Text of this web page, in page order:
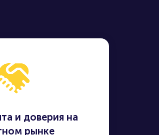
и доверия на
рынке